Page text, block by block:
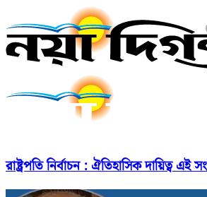
রাষ্ট্রপতি নির্বাচন : ঐতিহাসিক দায়িত্ব এই